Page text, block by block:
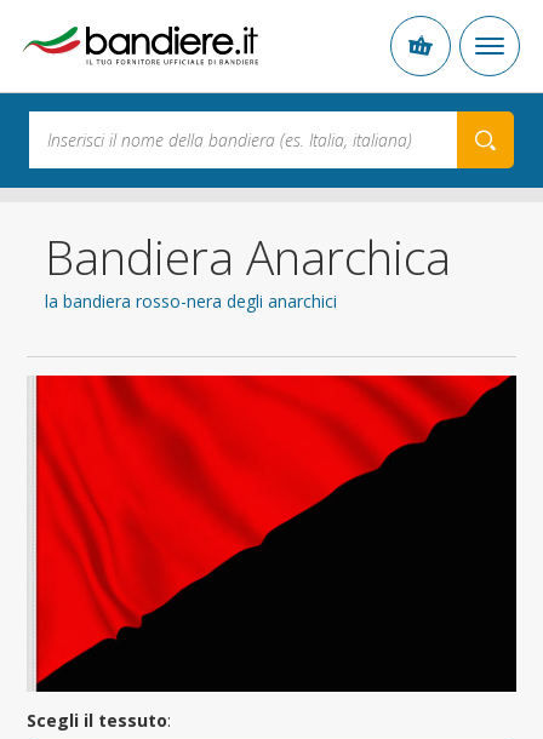
Bandiera Anarchica
la bandiera rosso-nera degli anarchici
Scegli il tessuto: